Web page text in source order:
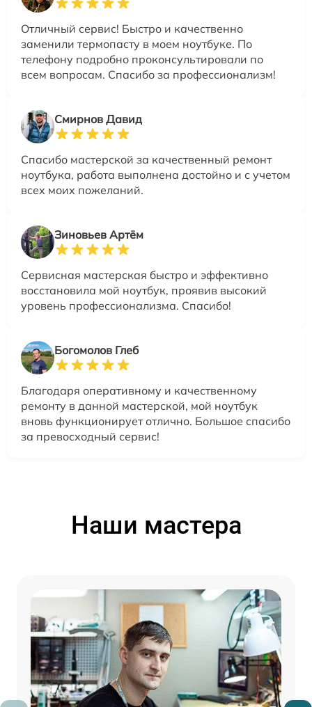
Отличный сервис! Быстро и качественно
заменили термопасту в моем ноутбуке. По
телефону подробно проконсультировали по
всем вопросам. Спасибо за профессионализм!
Смирнов Давид
Спасибо мастерской за качественный ремонт
ноутбука, работа выполнена достойно и с учетом
всех моих пожеланий.
Зиновьев Артём
Сервисная мастерская быстро и эффективно
восстановила мой ноутбук, проявив высокий
уровень профессионализма. Спасибо!
Богомолов Глеб
Благодаря оперативному и качественному
ремонту в данной мастерской, мой ноутбук
вновь функционирует отлично. Большое спасибо
за превосходный сервис!
Наши мастера